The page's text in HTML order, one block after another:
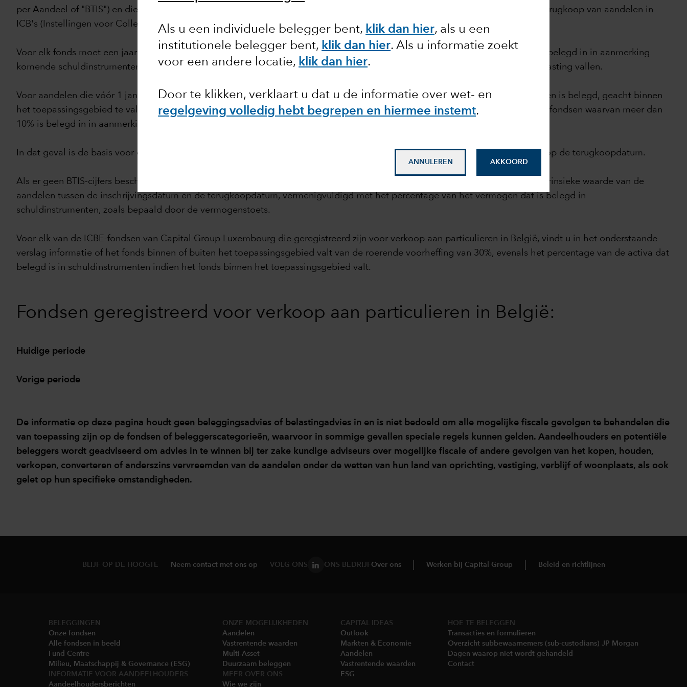
Als u een individuele belegger bent, klik dan hier, als u een
institutionele belegger bent, klik dan hier. Als u informatie zoekt
voor een andere locatie, klik dan hier.
Door te klikken, verklaart u dat u de informatie over wet- en
regelgeving volledig hebt begrepen en hiermee instemt.
ANNULEREN AKKOORD
per Aandeel of "BTIS") en die vervat zit in de meerwaarde die een Belgische individuele belegger realiseert bij de verkoop of terugkoop van aandelen in
ICB's (Instellingen voor Collectieve Belegging) of bij de liquidatie van dergelijke fondsen.
Voor elk fonds moet een jaarlijkse vermogenstoets worden uitgevoerd, die bepaalt welk percentage van het fondsvermogen is belegd in in aanmerking
komende schuldinstrumenten, om te bepalen of de terugkopen in dit fonds binnen het toepassingsgebied van de 30% bronbelasting vallen.
Voor aandelen die vóór 1 januari 2018 zijn gekocht, worden fondsen waarvan meer dan 25% in in aanmerking komende schulden is belegd, geacht binnen
het toepassingsgebied te vallen. Voor nieuwe inschrijvingen vanaf 1 januari 2018 is het toepassingsgebied uitgebreid naar alle fondsen waarvan meer dan
10% is belegd in in aanmerking komende schulden.
In dat geval is de basis voor de bronbelasting van 30% de positieve delta tussen de BTIS op de inschrijvingsdatum en de BTIS op de terugkoopdatum.
Als er geen BTIS-cijfers beschikbaar zijn, is het belastbare bedrag gelijk aan de "vermogenswinst", d.w.z. de toename van de intrinsieke waarde van de
aandelen tussen de inschrijvingsdatum en de terugkoopdatum, vermenigvuldigd met het percentage van het vermogen dat is belegd in
schuldinstrumenten, zoals bepaald door de vermogenstoets.
Voor elk van de ICBE-fondsen van Capital Group Luxembourg die geregistreerd zijn voor verkoop aan particulieren in België, vindt u in het onderstaande
verslag informatie of het fonds binnen of buiten het toepassingsgebied valt van de roerende voorheffing van 30%, evenals het percentage van de activa dat
belegd is in schuldinstrumenten indien het fonds binnen het toepassingsgebied valt.
Fondsen geregistreerd voor verkoop aan particulieren in België:
Huidige periode
Vorige periode
De informatie op deze pagina houdt geen beleggingsadvies of belastingadvies in en is niet bedoeld om alle mogelijke fiscale gevolgen te behandelen die
van toepassing zijn op de fondsen of beleggerscategorieën, waarvoor in sommige gevallen speciale regels kunnen gelden. Aandeelhouders en potentiële
beleggers wordt geadviseerd om advies in te winnen bij ter zake kundige adviseurs over mogelijke fiscale of andere gevolgen van het kopen, houden,
verkopen, converteren of anderszins vervreemden van de aandelen onder de wetten van hun land van oprichting, vestiging, verblijf of woonplaats, als ook
gelet op hun specifieke omstandigheden.
BLIJF OP DE HOOGTE Neem contact met ons op VOLG ONS ONS BEDRIJFOver ons Werken bij Capital Group Beleid en richtlijnen
BELEGGINGEN
Onze fondsen
Alle fondsen in beeld
Fund Centre
Milieu, Maatschappij & Governance (ESG)​​
INFORMATIE VOOR AANDEELHOUDERS
Aandeelhoudersberichten​
ONZE MOGELIJKHEDEN
Aandelen
Vastrentende waarden
Multi-Asset​
Duurzaam beleggen
MEER OVER ONS
Wie we zijn​
CAPITAL IDEAS
Outlook
Markten & Economie​
Aandelen
Vastrentende waarden
ESG
HOE TE BELEGGEN
Transacties en formulieren
Overzicht subbewaarnemers (sub-custodians) JP Morgan
Dagen waarop niet wordt gehandeld​
Contact